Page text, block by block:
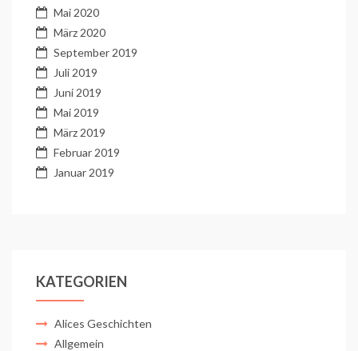
Mai 2020
März 2020
September 2019
Juli 2019
Juni 2019
Mai 2019
März 2019
Februar 2019
Januar 2019
KATEGORIEN
Alices Geschichten
Allgemein